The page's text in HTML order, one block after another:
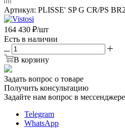
Артикул: PLISSE' SP G CR/PS BR2
164 430 ₽/шт
Есть в наличии
В корзину
Задать вопрос о товаре
Получить консультацию
Задайте нам вопрос в
Telegram
WhatsApp